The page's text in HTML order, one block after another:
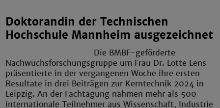
Doktorandin der Technischen
Hochschule Mannheim ausgezeichnet
Die BMBF-geförderte
Nachwuchsforschungsgruppe um Frau Dr. Lotte Lens
präsentierte in der vergangenen Woche ihre ersten
Resultate in drei Beiträgen zur Kerntechnik 2024 in
Leipzig. An der Fachtagung nahmen mehr als 500
internationale Teilnehmer aus Wissenschaft, Industrie